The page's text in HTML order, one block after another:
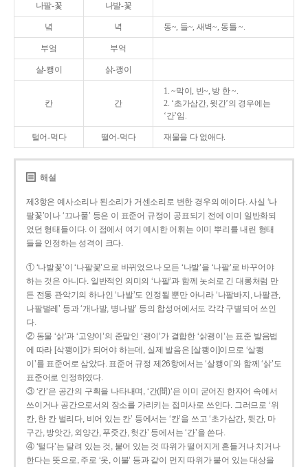
나팔-꽃 나발-꽃
녘 녁 동~, 들~, 새벽~, 동틀 ~.
부엌 부억
살-쾡이 삵-괭이
칸 간
1. ~막이, 빈~, 방 한 ~.
2. ‘초가삼간, 윗간’의 경우에는
‘간’임.
털어-먹다 떨어-먹다 재물을 다 없애다.
해설
제3항은 예사소리나 된소리가 거센소리로 변한 경우의 예이다. 사실 ‘나
팔꽃’이나 ‘끄나풀’ 등은 이 표준어 규정이 공표되기 전에 이미 일반화되
었던 형태들이다. 이 점에서 여기 예시한 어휘는 이미 뿌리를 내린 형태
들을 인정하는 성격이 크다.
① ‘나발꽃’이 ‘나팔꽃’으로 바뀌었으나 모든 ‘나발’을 ‘나팔’로 바꾸어야
하는 것은 아니다. 일반적인 의미의 ‘나팔’과 함께 놋쇠로 긴 대롱처럼 만
든 전통 관악기의 하나인 ‘나발’도 인정될 뿐만 아니라 ‘나팔바지, 나팔관,
나팔벌레’ 등과 ‘개나발, 병나발’ 등의 합성어에서도 각각 구별되어 쓰인
다.
② 동물 ‘삵’과 ‘고양이’의 준말인 ‘괭이’가 결합한 ‘삵괭이’는 표준 발음법
에 따라 [삭꽹이]가 되어야 하는데, 실제 발음은 [살쾡이]이므로 ‘살쾡
이’를 표준어로 삼았다. 표준어 규정 제26항에서는 ‘살쾡이’와 함께 ‘삵’도
표준어로 인정하였다.
③ ‘칸’은 공간의 구획을 나타내며, ‘간(間)’은 이미 굳어진 한자어 속에서
쓰이거나 공간으로서의 장소를 가리키는 접미사로 쓰인다. 그러므로 ‘위
칸, 한 칸 벌리다, 비어 있는 칸’ 등에서는 ‘칸’을 쓰고 ‘초가삼간, 뒷간, 마
구간, 방앗간, 외양간, 푸줏간, 헛간’ 등에서는 ‘간’을 쓴다.
④ ‘털다’는 달려 있는 것, 붙어 있는 것 따위가 떨어지게 흔들거나 치거나
한다는 뜻으로, 주로 ‘옷, 이불’ 등과 같이 먼지 따위가 붙어 있는 대상을